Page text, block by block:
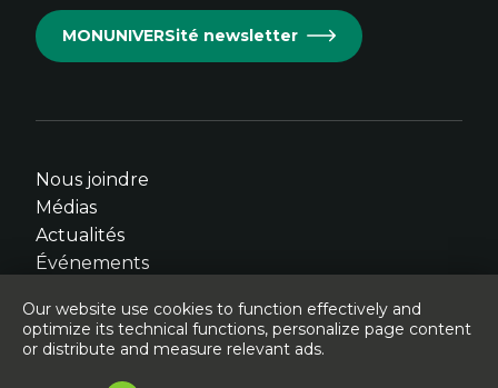
open
in
open
in
open
in
open
in
open
in
MONUNIVERSité newsletter
Nous joindre
Médias
Actualités
Événements
© Université de l'Ontario français - 2026
Our website use cookies to function effectively and
optimize its technical functions, personalize page content
or distribute and measure relevant ads.